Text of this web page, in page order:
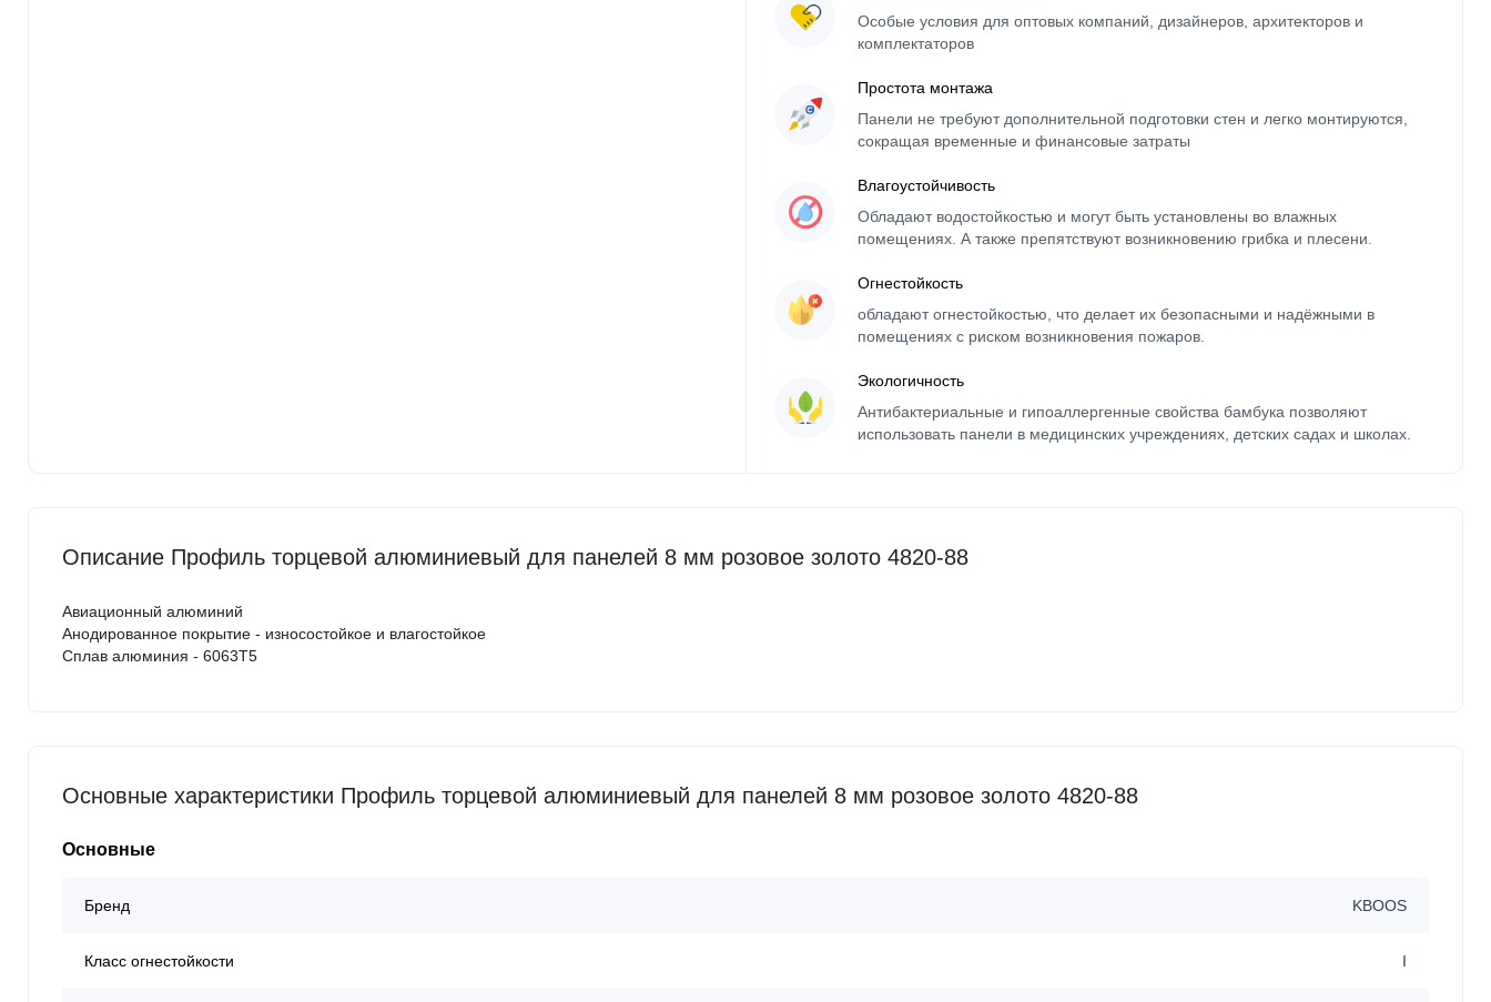
Особые условия для оптовых компаний, дизайнеров, архитекторов и
комплектаторов
Простота монтажа
Панели не требуют дополнительной подготовки стен и легко монтируются,
сокращая временные и финансовые затраты
Влагоустойчивость
Обладают водостойкостью и могут быть установлены во влажных
помещениях. А также препятствуют возникновению грибка и плесени.
Огнестойкость
обладают огнестойкостью, что делает их безопасными и надёжными в
помещениях с риском возникновения пожаров.
Экологичность
Антибактериальные и гипоаллергенные свойства бамбука позволяют
использовать панели в медицинских учреждениях, детских садах и школах.
Описание Профиль торцевой алюминиевый для панелей 8 мм розовое золото 4820-88
Авиационный алюминий
Анодированное покрытие - износостойкое и влагостойкое
Сплав алюминия - 6063Т5
Основные характеристики Профиль торцевой алюминиевый для панелей 8 мм розовое золото 4820-88
Основные
Бренд KBOOS
Класс огнестойкости I